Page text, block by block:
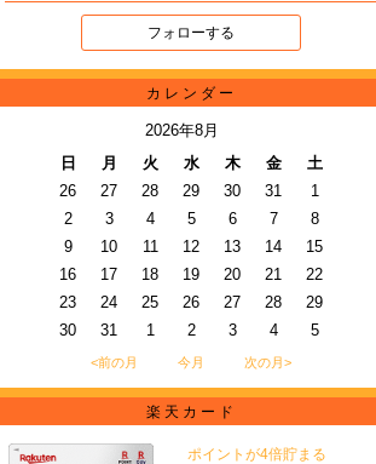
フォローする
カレンダー
2026年8月
日
月 火 水 木 金
土
26
27 28 29 30 31
1
2
3 4 5 6 7
8
9
10 11 12 13 14
15
16
17 18 19 20 21
22
23
24 25 26 27 28
29
30
31 1 2 3 4 5
<前の月 今月 次の月>
楽天カード
ポイントが4倍貯まる